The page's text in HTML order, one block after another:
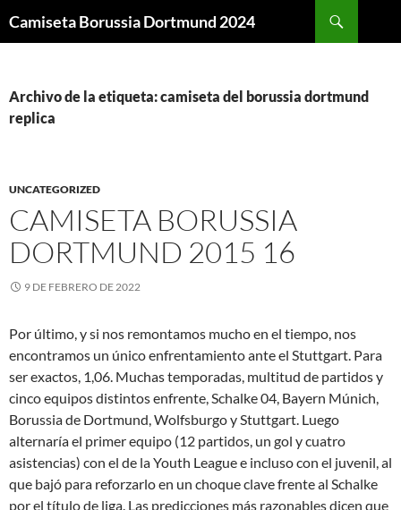
Camiseta Borussia Dortmund 2024
Archivo de la etiqueta: camiseta del borussia dortmund
replica
UNCATEGORIZED
CAMISETA BORUSSIA
DORTMUND 2015 16
9 DE FEBRERO DE 2022
Por último, y si nos remontamos mucho en el tiempo, nos
encontramos un único enfrentamiento ante el Stuttgart. Para
ser exactos, 1,06. Muchas temporadas, multitud de partidos y
cinco equipos distintos enfrente, Schalke 04, Bayern Múnich,
Borussia de Dortmund, Wolfsburgo y Stuttgart. Luego
alternaría el primer equipo (12 partidos, un gol y cuatro
asistencias) con el de la Youth League e incluso con el juvenil, al
que bajó para reforzarlo en un choque clave frente al Schalke
por el título de liga. Las predicciones más razonables dicen que